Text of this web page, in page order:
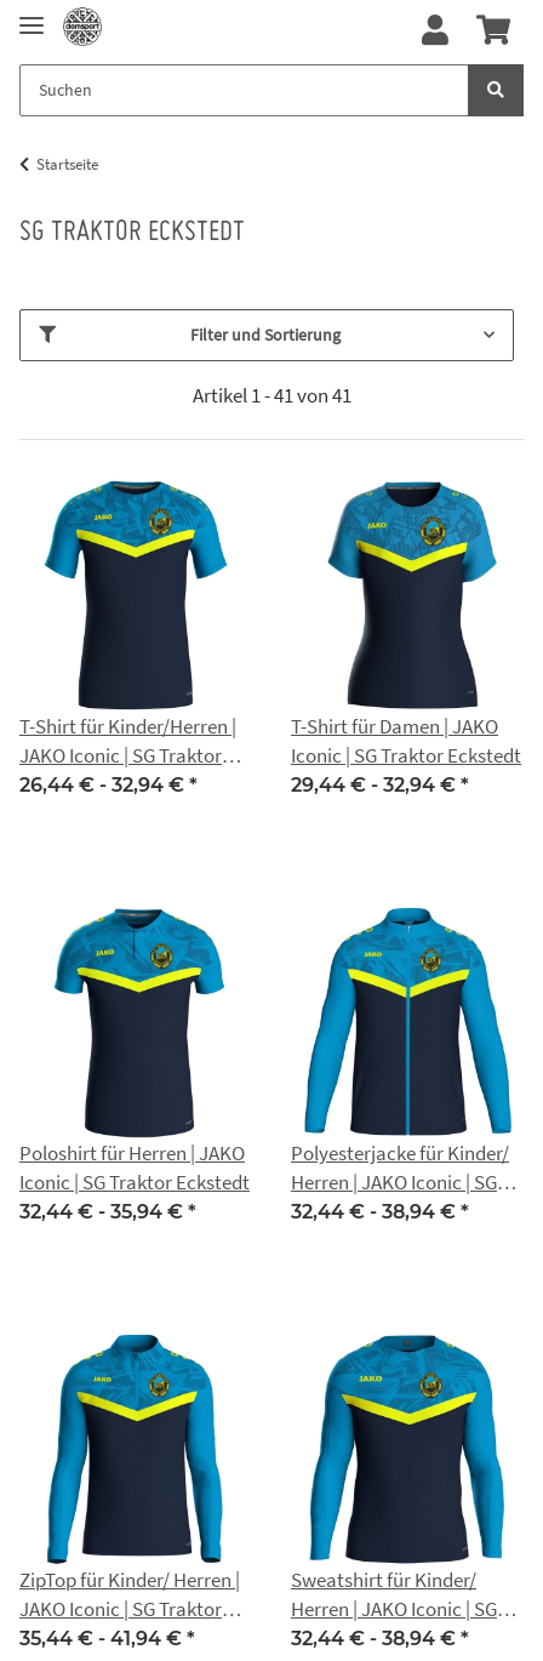
Startseite
SG TRAKTOR ECKSTEDT
Filter und Sortierung
Artikel 1 - 41 von 41
T-Shirt für Kinder/Herren |
JAKO Iconic | SG Traktor
Eckstedt
26,44 € - 32,94 € *
T-Shirt für Damen | JAKO
Iconic | SG Traktor Eckstedt
29,44 € - 32,94 € *
Poloshirt für Herren | JAKO
Iconic | SG Traktor Eckstedt
32,44 € - 35,94 € *
Polyesterjacke für Kinder/
Herren | JAKO Iconic | SG
Traktor Eckstedt
32,44 € - 38,94 € *
ZipTop für Kinder/ Herren |
JAKO Iconic | SG Traktor
Eckstedt
35,44 € - 41,94 € *
Sweatshirt für Kinder/
Herren | JAKO Iconic | SG
Traktor Eckstedt
32,44 € - 38,94 € *